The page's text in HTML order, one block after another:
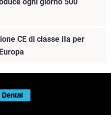
CE di classe IIa per